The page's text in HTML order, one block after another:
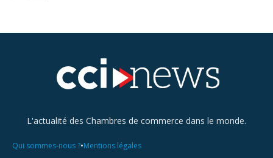
L'actualité des Chambres de commerce dans le monde.
Qui sommes-nous ?•Mentions légales